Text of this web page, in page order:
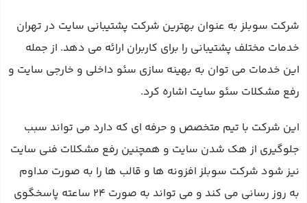
شرکت سوبلز به عنوان بهترین شرکت پشتیبانی سایت در تهران
خدمات مختلف پشتیبانی را برای کاربران ارائه می‌ دهد. از جمله
این خدمات می‌ توان به بهینه سازی سئو داخلی و خارجی سایت و
رفع مشکلات سئو سایت اشاره کرد.
این شرکت با تیم متخصص و حرفه‌ ای که دارد می‌ تواند سبب
جلوگیری از هک شدن سایت و همچنین رفع مشکلات فنی سایت
نیز شود شرکت سوبلز افزونه‌ ها و قالب‌ ها را به صورت مداوم
به روز رسانی می‌ کند و می‌ تواند به صورت ۲۴ ساعته پاسخگوی